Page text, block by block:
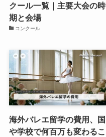
クール一覧｜主要大会の時
期と会場
コンクール
海外バレエ留学の費用、国
や学校で何百万も変わるこ